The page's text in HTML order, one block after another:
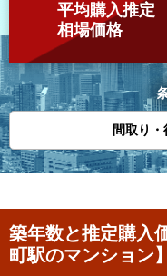
平均購入推定
相場価格
間取り
築年数と推定購入
町駅のマンション】